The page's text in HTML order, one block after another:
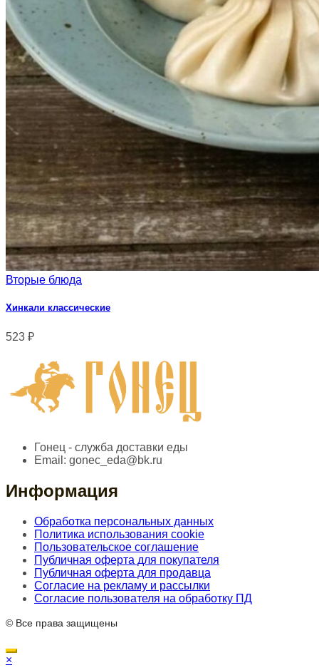
Вторые блюда
Хинкали классические
523 ₽
Гонец - служба доставки еды
Email: gonec_eda@bk.ru
Информация
Обработка персональных данных
Политика использования cookie
Пользовательское соглашение
Публичная оферта для покупателя
Публичная оферта для продавца
Согласие на рекламу и рассылки
Согласие пользователя на обработку ПД
© Все права защищены
×